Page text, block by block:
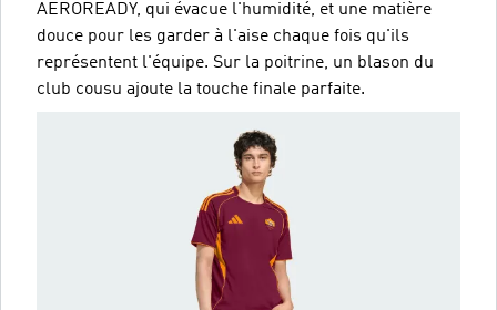
AEROREADY, qui évacue l'humidité, et une matière
douce pour les garder à l'aise chaque fois qu'ils
représentent l'équipe. Sur la poitrine, un blason du
club cousu ajoute la touche finale parfaite.